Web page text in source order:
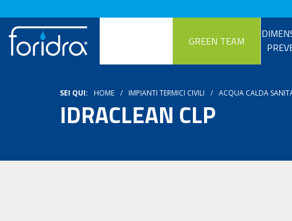
GREEN TEAM
SEI QUI: HOME IMPIANTI TERMICI CIVILI ACQUA CALDA
IDRACLEAN CLP